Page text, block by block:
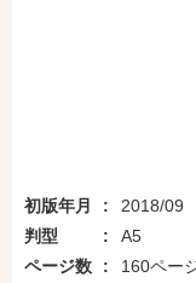
初版年月
2018/09
判型
A5
ページ数
160ペー